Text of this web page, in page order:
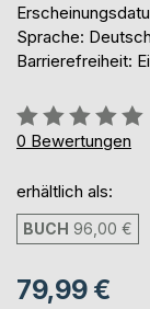
Sprache: Deutsch
Barrierefreiheit:
Bewertung::
0%
0 Bewertungen
erhältlich als:
BUCH 96,00 €
79,99 €